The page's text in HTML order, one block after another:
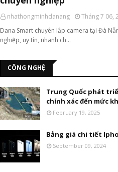
nhathongminhdanang
Tháng 7 06,
Dana Smart chuyên lắp camera tại Đà
nghiệp, uy tín, nhanh ch…
CÔNG NGHỆ
Trung Quốc phát
chính xác đến mức
February 19, 2025
Bảng giá chi tiết
September 09, 2024